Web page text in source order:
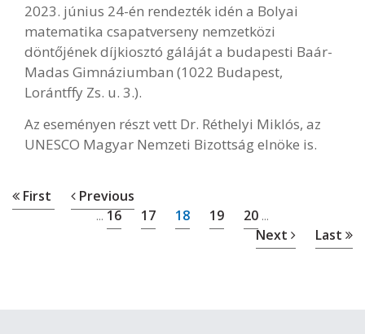
2023. június 24-én rendezték idén a Bolyai
matematika csapatverseny nemzetközi
döntőjének díjkiosztó gáláját a budapesti Baár-
Madas Gimnáziumban (1022 Budapest,
Lorántffy Zs. u. 3.).
Az eseményen részt vett Dr. Réthelyi Miklós, az
UNESCO Magyar Nemzeti Bizottság elnöke is.
First Previous
... 16 17 18 19 20 ...
Next Last